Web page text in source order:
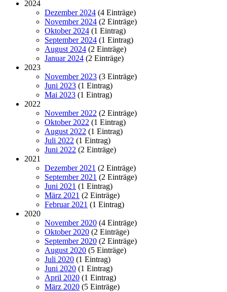
2024
Dezember 2024 (4 Einträge)
November 2024 (2 Einträge)
Oktober 2024 (1 Eintrag)
September 2024 (1 Eintrag)
August 2024 (2 Einträge)
Januar 2024 (2 Einträge)
2023
November 2023 (3 Einträge)
Juni 2023 (1 Eintrag)
Mai 2023 (1 Eintrag)
2022
November 2022 (2 Einträge)
Oktober 2022 (1 Eintrag)
August 2022 (1 Eintrag)
Juli 2022 (1 Eintrag)
Juni 2022 (2 Einträge)
2021
Dezember 2021 (2 Einträge)
September 2021 (2 Einträge)
Juni 2021 (1 Eintrag)
März 2021 (2 Einträge)
Februar 2021 (1 Eintrag)
2020
November 2020 (4 Einträge)
Oktober 2020 (2 Einträge)
September 2020 (2 Einträge)
August 2020 (5 Einträge)
Juli 2020 (1 Eintrag)
Juni 2020 (1 Eintrag)
April 2020 (1 Eintrag)
März 2020 (5 Einträge)